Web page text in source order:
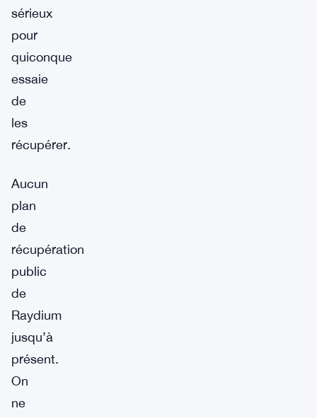
sérieux
pour
quiconque
essaie
de
les
récupérer.
Aucun
plan
de
récupération
public
de
Raydium
jusqu’à
présent.
On
ne